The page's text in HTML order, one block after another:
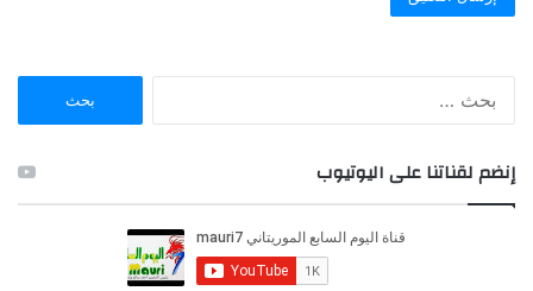
ن
:
إنضم لقناتنا على اليوتيوب